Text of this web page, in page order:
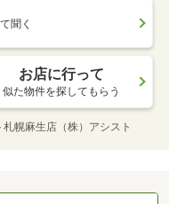
聞く
お店に行って
似た物件を探してもらう
幌麻生店（株）アシスト